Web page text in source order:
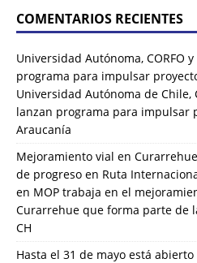
COMENTARIOS RECIENTES
Universidad Autónoma, CORFO
programa para impulsar
Universidad Autónoma de Chile,
lanzan programa para impulsar
Araucanía
Mejoramiento vial en
de progreso en Ruta
en MOP trabaja en el
Curarrehue que forma parte de
CH
Hasta el 31 de mayo está